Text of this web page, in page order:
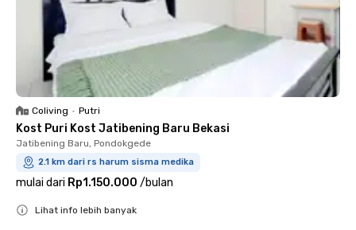
Coliving • Putri
Kost Puri Kost Jatibening Baru Bekasi
Jatibening Baru, Pondokgede
2.1 km dari rs harum sisma medika
mulai dari Rp1.150.000 /bulan
Lihat info lebih banyak